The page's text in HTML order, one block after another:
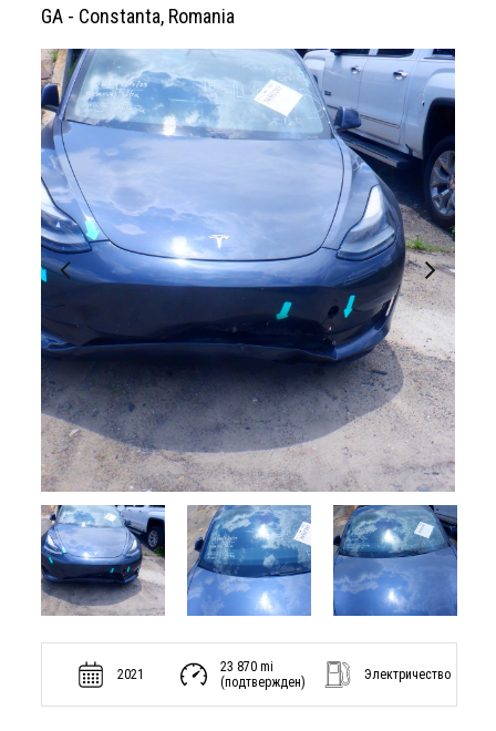
GA - Constanta, Romania
2021
23 870 mi
(подтвержден)
Электричество